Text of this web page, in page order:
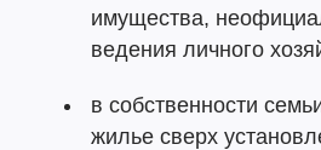
имущества,
ведения личного
в собственности
жилье сверх